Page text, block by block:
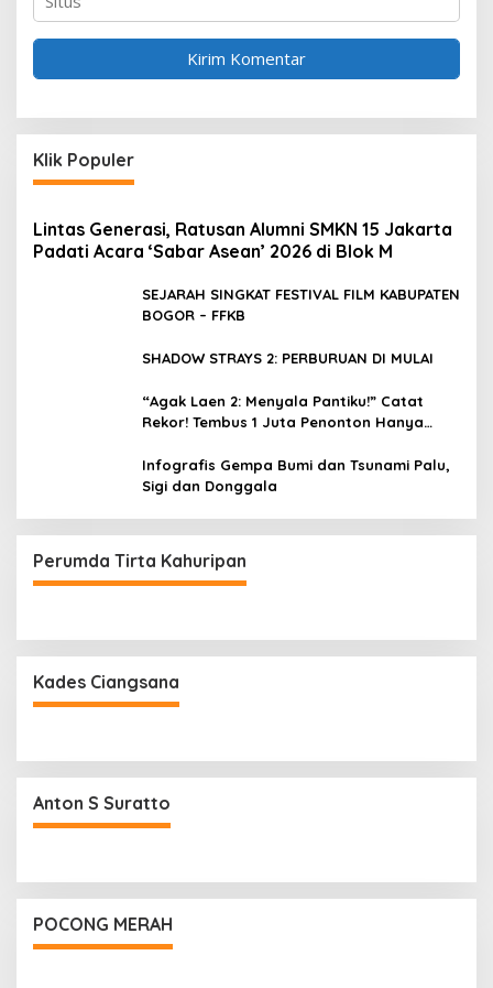
Klik Populer
Lintas Generasi, Ratusan Alumni SMKN 15 Jakarta
Padati Acara ‘Sabar Asean’ 2026 di Blok M
SEJARAH SINGKAT FESTIVAL FILM KABUPATEN
BOGOR – FFKB
SHADOW STRAYS 2: PERBURUAN DI MULAI
“Agak Laen 2: Menyala Pantiku!” Catat
Rekor! Tembus 1 Juta Penonton Hanya
Infografis Gempa Bumi dan Tsunami Palu,
Sigi dan Donggala
Perumda Tirta Kahuripan
Kades Ciangsana
Anton S Suratto
POCONG MERAH